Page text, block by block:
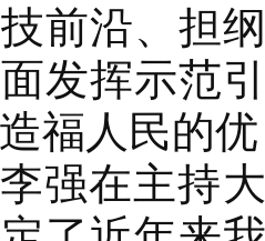
前沿、担
发挥示范
福人民的
在主持大